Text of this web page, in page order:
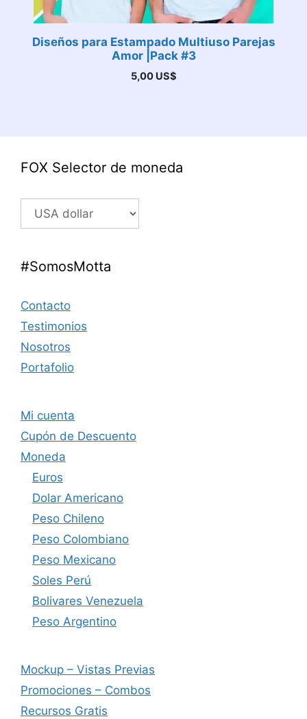
Diseños para Estampado Multiuso Parejas
Amor |Pack #3
5,00 US$
FOX Selector de moneda
#SomosMotta
Contacto
Testimonios
Nosotros
Portafolio
Mi cuenta
Cupón de Descuento
Moneda
Euros
Dolar Americano
Peso Chileno
Peso Colombiano
Peso Mexicano
Soles Perú
Bolivares Venezuela
Peso Argentino
Mockup – Vistas Previas
Promociones – Combos
Recursos Gratis